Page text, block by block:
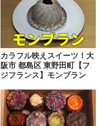
カラフル映えスイーツ！大
阪市 都島区 東野田町【フ
ジフランス】モンブラン